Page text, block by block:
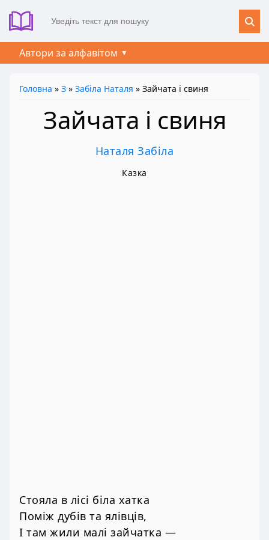
Автори за алфавітом
Головна » З » Забіла Наталя » Зайчата і свиня
Зайчата і свиня
Наталя Забіла
Казка
Стояла в лісі біла хатка
Поміж дубів та ялівців,
І там жили малі зайчатка —